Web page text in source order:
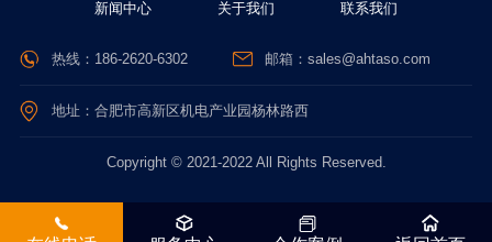
新闻中心 关于我们 联系我们
热线：186-2620-6302 邮箱：sales@ahtaso.com
地址：合肥市高新区机电产业园杨林路西
Copyright © 2021-2022 All Rights Reserved.